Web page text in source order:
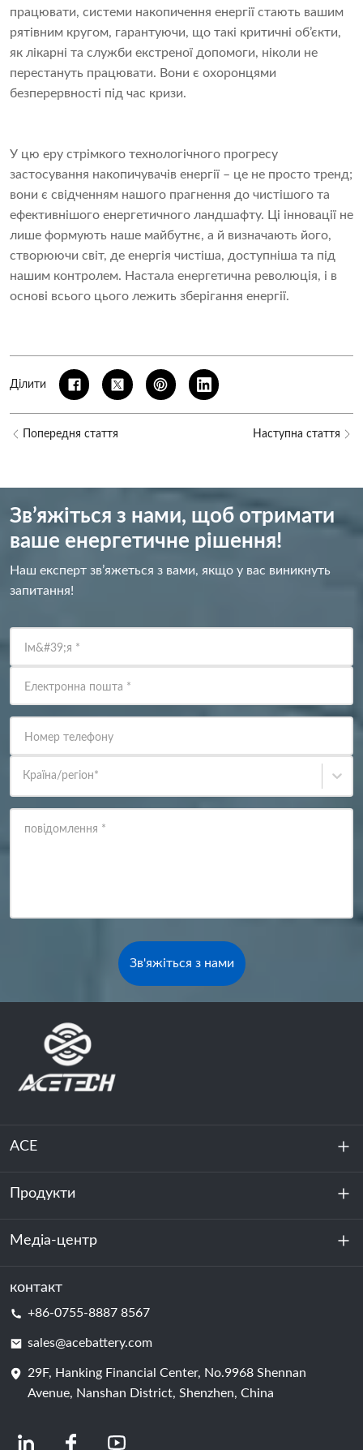
працювати, системи накопичення енергії стають вашим
рятівним кругом, гарантуючи, що такі критичні об’єкти,
як лікарні та служби екстреної допомоги, ніколи не
перестануть працювати. Вони є охоронцями
безперервності під час кризи.
У цю еру стрімкого технологічного прогресу
застосування накопичувачів енергії – це не просто тренд;
вони є свідченням нашого прагнення до чистішого та
ефективнішого енергетичного ландшафту. Ці інновації не
лише формують наше майбутнє, а й визначають його,
створюючи світ, де енергія чистіша, доступніша та під
нашим контролем. Настала енергетична революція, і в
основі всього цього лежить зберігання енергії.
Ділити
Попередня стаття Наступна стаття
Зв’яжіться з нами, щоб отримати
ваше енергетичне рішення!
Наш експерт зв’яжеться з вами, якщо у вас виникнуть
запитання!
Ім&#39;я *
Електронна пошта *
Номер телефону
Країна/регіон*
повідомлення *
Зв'яжіться з нами
ACE
Про нас
Стійкість
Продукти
Зберігання енергії
Центр обробки даних та серверна кімната
Елемент батареї
Медіа-центр
Новини
контакт
+86-0755-8887 8567
sales@acebattery.com
29F, Hanking Financial Center, No.9968 Shennan
Avenue, Nanshan District, Shenzhen, China